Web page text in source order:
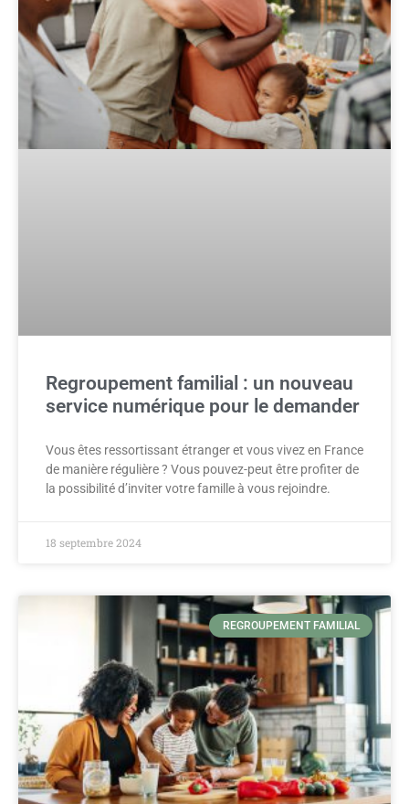
Regroupement familial : un nouveau
service numérique pour le demander
Vous êtes ressortissant étranger et vous vivez en France
de manière régulière ? Vous pouvez-peut être profiter de
la possibilité d’inviter votre famille à vous rejoindre.
18 septembre 2024
REGROUPEMENT FAMILIAL